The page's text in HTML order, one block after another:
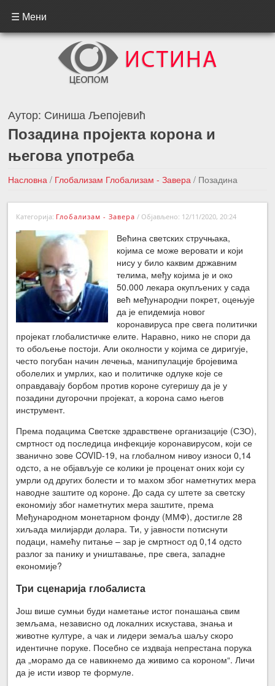
☰ Мени
Аутор: Синиша Љепојевић
Позадина пројекта корона и
његова употреба
Насловна / Глобализам Глобализам - Завера / Позадина
пројекта корона и његова употреба
←Претходна вест
Следећа вест →
Категорија: Глобализам - Завера / Објављено: 12/11/2020, 20:24
Већина светских стручњака,
којима се може веровати и који
нису у било каквим државним
телима, међу којима је и око
50.000 лекара окупљених у сада
већ међународни покрет, оцењује
да је епидемија новог
коронавируса пре свега политички
пројекат глобалистичке елите. Наравно, нико не спори да
то обољење постоји. Али околности у којима се диригује,
често погубан начин лечења, манипулације бројевима
оболелих и умрлих, као и политичке одлуке које се
оправдавају борбом против короне сугеришу да је у
позадини дугорочни пројекат, а корона само његов
инструмент.
Према подацима Светске здравствене организације (СЗО),
смртност од последица инфекције коронавирусом, који се
званично зове COVID-19, на глобалном нивоу износи 0,14
одсто, а не објављује се колики је проценат оних који су
умрли од других болести и то махом због наметнутих мера
наводне заштите од короне. До сада су штете за светску
економију због наметнутих мера заштите, према
Међународном монетарном фонду (ММФ), достигле 28
хиљада милијарди долара. Ти, у јавности потиснути
подаци, намећу питање – зар је смртност од 0,14 одсто
разлог за панику и уништавање, пре свега, западне
економије?
Три сценарија глобалиста
Још више сумњи буди наметање истог понашања свим
земљама, независно од локалних искустава, знања и
животне културе, а чак и лидери земаља шаљу скоро
идентичне поруке. Посебно се издваја непрестана порука
да „морамо да се навикнемо да живимо са короном“. Личи
да је исти извор те формуле.